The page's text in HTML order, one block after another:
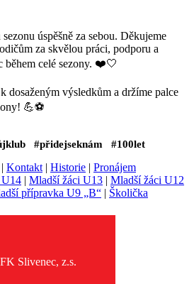
úspěšně za sebou. Děkujeme
za skvělou práci, podporu a
během celé sezony. ❤️🤍
dosaženým výsledkům a držíme palce
💪⚽️
#přidejseknám #100let
Kontakt | Historie | Pronájem
U14 | Mladší žáci U13 | Mladší žáci U12
přípravka U9 „B“ | Školička
Slivenec, z.s.